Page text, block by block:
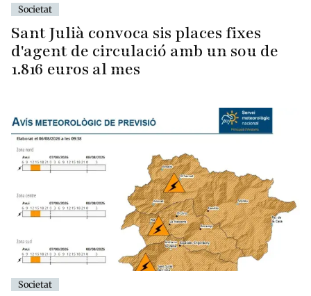
Societat
Sant Julià convoca sis places fixes
d'agent de circulació amb un sou de
1.816 euros al mes
Societat